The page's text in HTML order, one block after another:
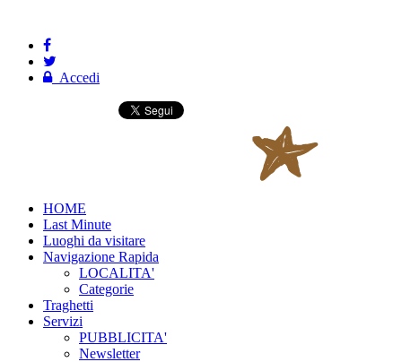
Accedi
HOME
Last Minute
Luoghi da visitare
Navigazione Rapida
LOCALITA'
Categorie
Traghetti
Servizi
PUBBLICITA'
Newsletter